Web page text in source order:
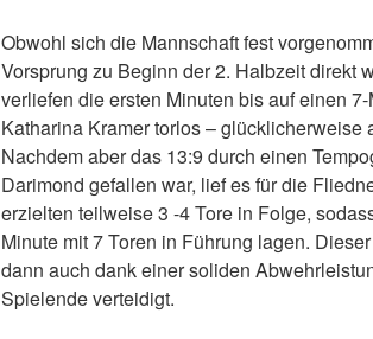
Obwohl sich die Mannschaft fest
Vorsprung zu Beginn der 2. Halbzeit direkt
verliefen die ersten Minuten bis auf einen
Katharina Kramer torlos – glücklicherweise
Nachdem aber das 13:9 durch einen
Darimond gefallen war, lief es für die
erzielten teilweise 3 -4 Tore in Folge,
Minute mit 7 Toren in Führung lagen.
dann auch dank einer soliden
Spielende verteidigt.